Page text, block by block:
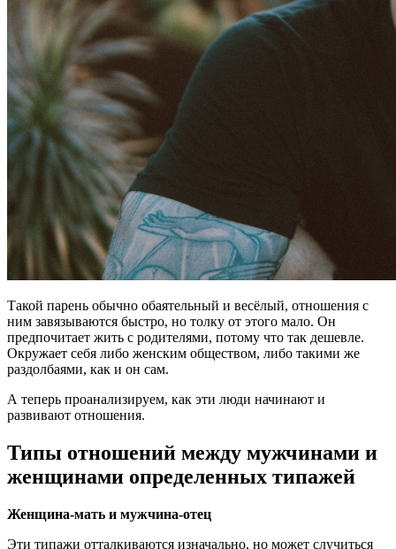
Такой парень обычно обаятельный и весёлый, отношения с
ним завязываются быстро, но толку от этого мало. Он
предпочитает жить с родителями, потому что так дешевле.
Окружает себя либо женским обществом, либо такими же
раздолбаями, как и он сам.
А теперь проанализируем, как эти люди начинают и
развивают отношения.
Типы отношений между мужчинами и
женщинами определенных типажей
Женщина-мать и мужчина-отец
Эти типажи отталкиваются изначально, но может случиться